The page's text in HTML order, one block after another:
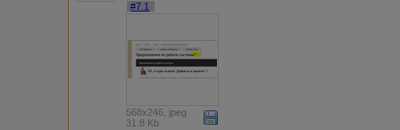
#7.1
568x246, jpeg
31.8 Kb